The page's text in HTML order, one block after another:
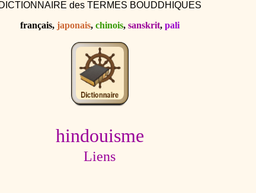
DICTIONNAIRE des TERMES BOUDDHIQUES
français, japonais, chinois, sanskrit, pali
hindouisme
Liens